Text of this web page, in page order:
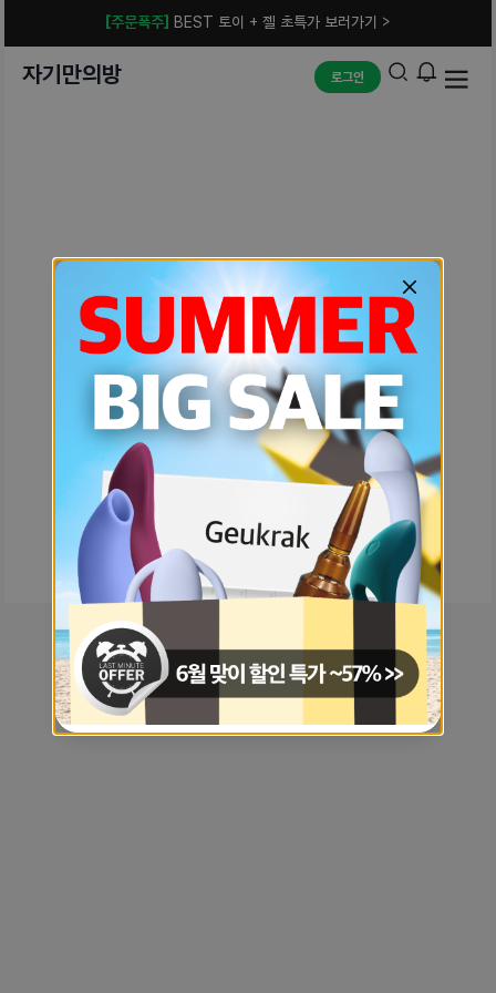
[주문폭주] BEST 토이 + 젤 초특가 보러가기 >
자기만의방 로그인
예상치 못한 에러입니다.